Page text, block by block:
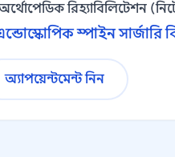
রিহ্যাবিলিটেশন
স্পাইন সার্জারি
অ্যাপয়েন্টমেন্ট নিন